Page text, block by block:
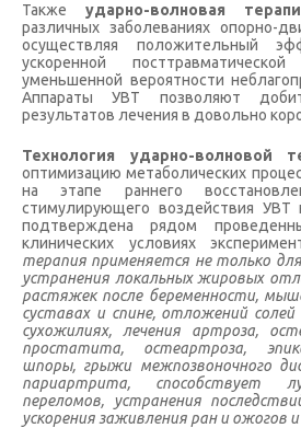
Также ударно-волновая
различных заболеваниях опорно-
осуществляя положительный
ускоренной
уменьшенной вероятности
Аппараты УВТ позволяют
результатов лечения в довольно
Технология ударно-волновой
оптимизацию метаболических
на этапе раннего
стимулирующего воздействия УВТ
подтверждена рядом
клинических условиях
терапия применяется не только
устранения локальных жировых
растяжек после беременности,
суставах и спине, отложений
сухожилиях, лечения артроза,
простатита, остеартроза,
шпоры, грыжи межпозвоночного
париартрита, способствует
переломов, устранения
ускорения заживления ран и ожогов и